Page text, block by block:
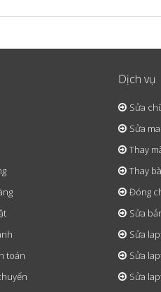
toán
Dịch vụ
Sửa
Sửa
Thay
Thay
Đóng
Sửa
Sửa
Sửa
Sửa